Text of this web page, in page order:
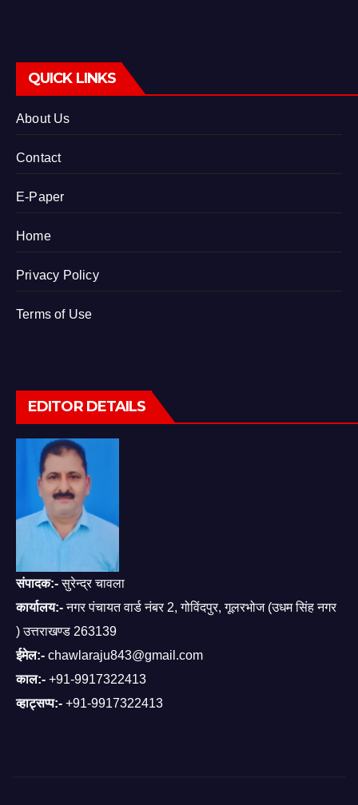
QUICK LINKS
About Us
Contact
E-Paper
Home
Privacy Policy
Terms of Use
EDITOR DETAILS
संपादक:-सुरेन्द्र चावला
कार्यालय:-नगर पंचायत वार्ड नंबर 2, गोविंदपुर, गूलरभोज (उधम सिंह नगर
) उत्तराखण्ड 263139
ईमेल:- chawlaraju843@gmail.com
काल:- +91-9917322413
व्हाट्सप्प:- +91-9917322413